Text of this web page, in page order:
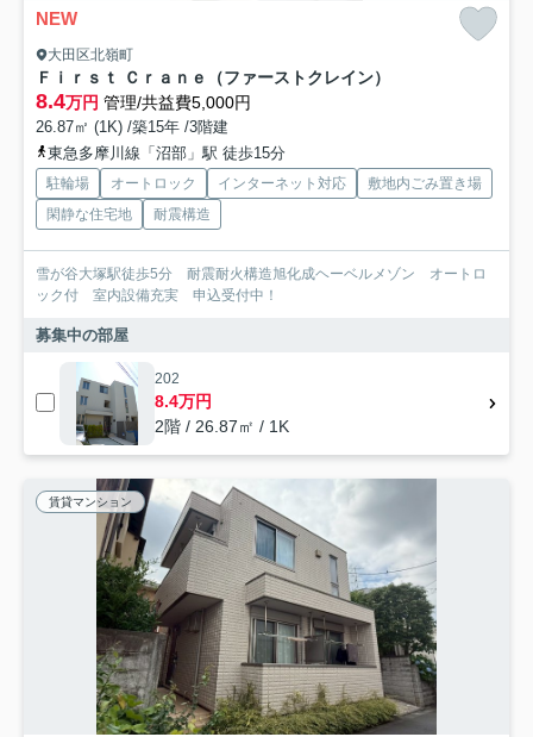
NEW
大田区北嶺町
Ｆｉｒｓｔ Ｃｒａｎｅ（ファーストクレイン）
8.4万円 管理/共益費5,000円
26.87㎡ (1K) /築15年 /3階建
東急多摩川線「沼部」駅 徒歩15分
駐輪場 オートロック インターネット対応
敷地内ごみ置き場
閑静な住宅地
耐震構造
雪が谷大塚駅徒歩5分 耐震耐火構造旭化成ヘーベルメゾン オートロ
ック付 室内設備充実 申込受付中！
募集中の部屋
202
8.4万円
2階 / 26.87㎡ / 1K
賃貸マンション